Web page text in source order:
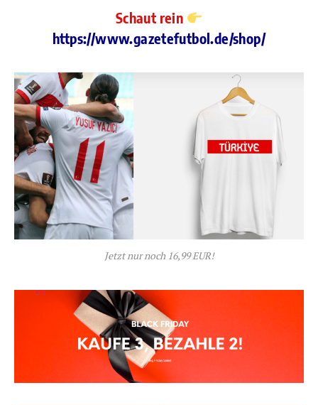
Schaut rein
https://www.gazetefutbol.de/shop/
Jetzt nur noch 16,99 EUR!